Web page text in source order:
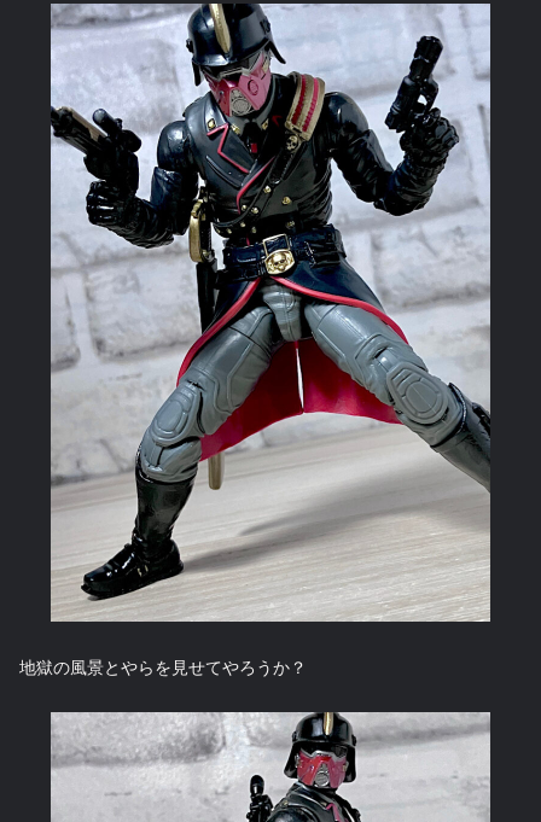
地獄の風景とやらを見せてやろうか？